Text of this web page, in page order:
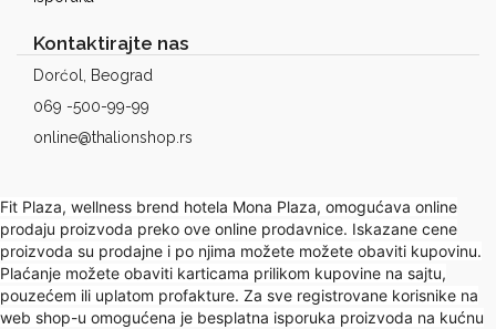
Kontaktirajte nas
Dorćol, Beograd
069 -500-99-99
online@thalionshop.rs
Fit Plaza, wellness brend hotela Mona Plaza, omogućava online
prodaju proizvoda preko ove online prodavnice. Iskazane cene
proizvoda su prodajne i po njima možete možete obaviti kupovinu.
Plaćanje možete obaviti karticama prilikom kupovine na sajtu,
pouzećem ili uplatom profakture. Za sve registrovane korisnike na
web shop-u omogućena je besplatna isporuka proizvoda na kućnu